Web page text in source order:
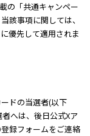
の「共通キャンペー
該事項に関しては、
優先して適用されま
ドの当選者(以下
へは、後日公式Xア
録フォームをご連絡